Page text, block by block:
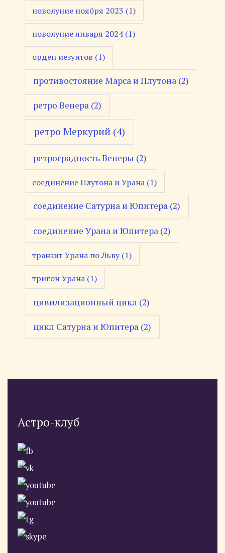
новолуние ноября 2023 (1)
новолуние января 2024(1)
орден иезуитов (1)
противостояние Марса и Плутона(2)
ретро Венера(2)
ретро Меркурий(4)
ретроградность Венеры (2)
соединение Плутона и Урана (1)
соединение Сатурна и Юпитера(2)
соединение Урана и Юпитера(2)
транзит Урана по Льву(1)
тригон Урана (1)
цивилизационный цикл (2)
цикл Сатурна и Юпитера(2)
Астро-клуб